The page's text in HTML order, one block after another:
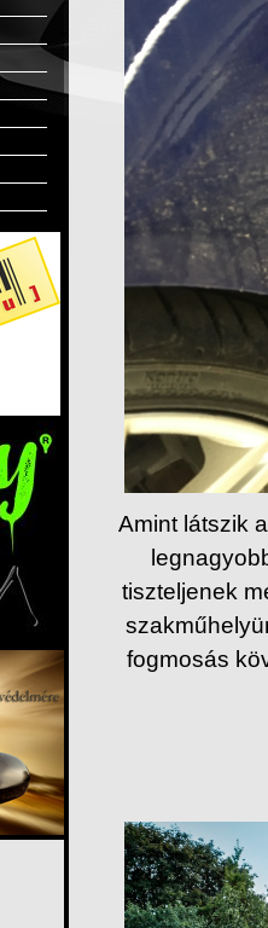
Amint látszik
tiszteljenek
fogmosás